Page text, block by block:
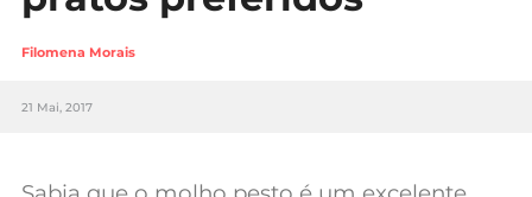
Sociedade
Tecnologia
Negócios
Filomena Morais
21 Mai, 2017